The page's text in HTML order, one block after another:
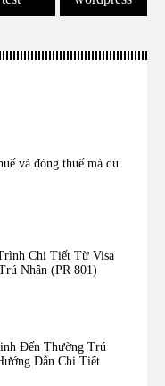
và đóng thuế mà du
Chi Tiết Từ Visa
Nhân (PR 801)
Đến Thường Trú
Dẫn Chi Tiết